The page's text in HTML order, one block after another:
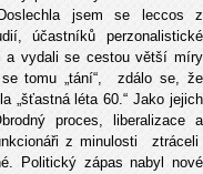
jsem se leccos z
účastníků perzonalistické
a vydali se cestou větší míry
tomu „tání“, zdálo se, že
„šťastná léta 60.“ Jako jejich
proces, liberalizace a
z minulosti ztráceli
Politický zápas nabyl nové